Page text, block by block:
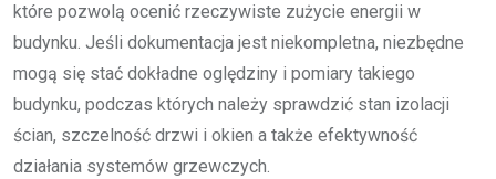
które pozwolą ocenić rzeczywiste zużycie energii w
budynku. Jeśli dokumentacja jest niekompletna, niezbędne
mogą się stać dokładne oględziny i pomiary takiego
budynku, podczas których należy sprawdzić stan izolacji
ścian, szczelność drzwi i okien a także efektywność
działania systemów grzewczych.